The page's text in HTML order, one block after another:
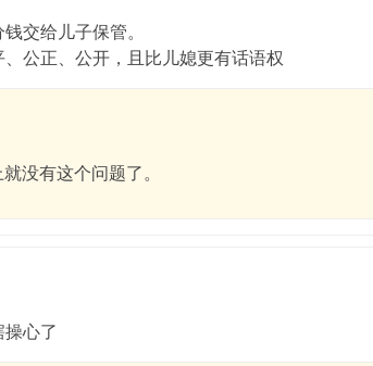
交给儿子保管。
公正、公开，且比儿媳更有话语权
没有这个问题了。
心了